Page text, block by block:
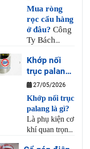
Mua ròng
rọc cẩu hàng
ở đâu? Công
Ty Bách
nơi bán ròng
rọc cẩu hàng
uy tín và chất
Bách Phương
có bán sẳn
ròng rọc từ
20kg đến 3
tấn, hàng
Khớp nối
trục palang
là gì?
27/05/2026
Khớp nối trục
palang là gì?
Là phụ kiện cơ
khí quan trọng